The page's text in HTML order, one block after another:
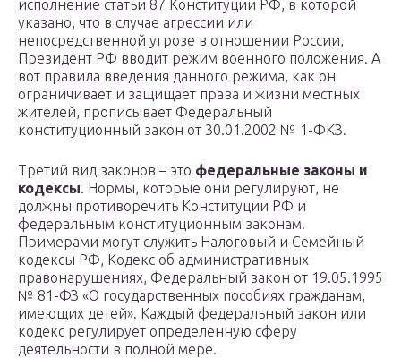
исполнение статьи 87 Конституции РФ, в которой
указано, что в случае агрессии или
непосредственной угрозе в отношении России,
Президент РФ вводит режим военного положения. А
вот правила введения данного режима, как он
ограничивает и защищает права и жизни местных
жителей, прописывает Федеральный
конституционный закон от 30.01.2002 № 1-ФКЗ.
Третий вид законов – это федеральные законы и
кодексы. Нормы, которые они регулируют, не
должны противоречить Конституции РФ и
федеральным конституционным законам.
Примерами могут служить Налоговый и Семейный
кодексы РФ, Кодекс об административных
правонарушениях, Федеральный закон от 19.05.1995
№ 81-ФЗ «О государственных пособиях гражданам,
имеющих детей». Каждый федеральный закон или
кодекс регулирует определенную сферу
деятельности в полной мере.